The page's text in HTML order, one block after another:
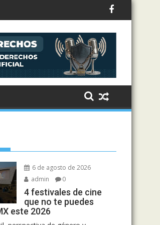
generación femenina
6 de agosto de 2026
admin
0
4 festivales de cine
que no te puedes
este 2026